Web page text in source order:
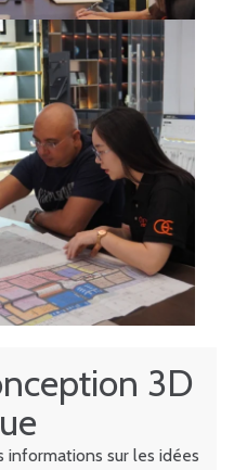
3D
sur les idées